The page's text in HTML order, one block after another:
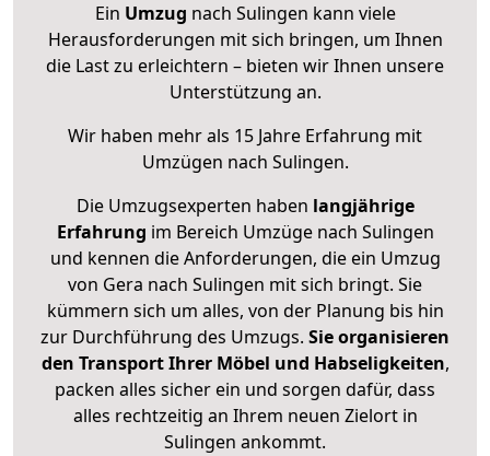
Ein Umzug nach Sulingen kann viele
Herausforderungen mit sich bringen, um Ihnen
die Last zu erleichtern – bieten wir Ihnen unsere
Unterstützung an.
Wir haben mehr als 15 Jahre Erfahrung mit
Umzügen nach Sulingen.
Die Umzugsexperten haben langjährige
Erfahrung im Bereich Umzüge nach Sulingen
und kennen die Anforderungen, die ein Umzug
von Gera nach Sulingen mit sich bringt. Sie
kümmern sich um alles, von der Planung bis hin
zur Durchführung des Umzugs. Sie organisieren
den Transport Ihrer Möbel und Habseligkeiten,
packen alles sicher ein und sorgen dafür, dass
alles rechtzeitig an Ihrem neuen Zielort in
Sulingen ankommt.